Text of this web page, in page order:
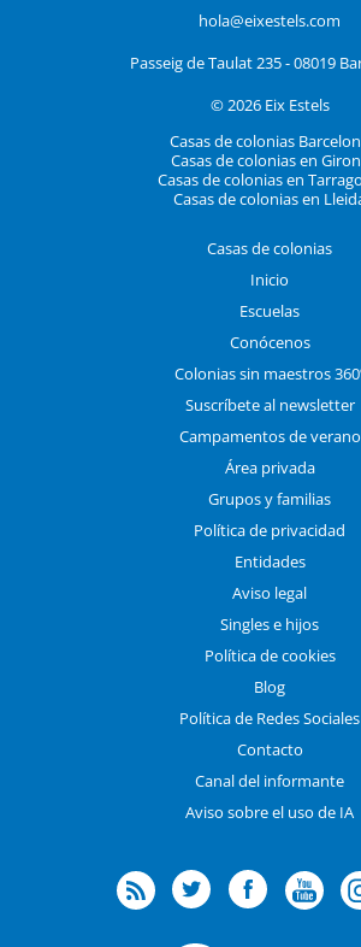
hola@eixestels.com
Passeig de Taulat 235 - 08019
© 2026 Eix Estels
Casas de colonias
Casas de colonias en
Casas de colonias en
Casas de colonias en
Casas de colonias
Inicio
Escuelas
Conócenos
Colonias sin maestros
Suscríbete al newsletter
Campamentos de verano
Área privada
Grupos y familias
Política de privacidad
Entidades
Aviso legal
Singles e hijos
Política de cookies
Blog
Política de Redes Sociales
Contacto
Canal del informante
Aviso sobre el uso de IA